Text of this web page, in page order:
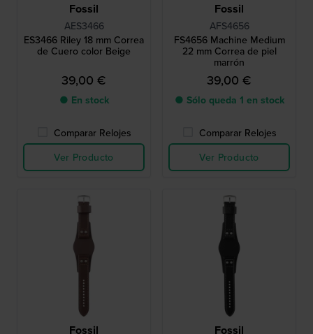
Fossil
AES3466
ES3466 Riley 18 mm Correa
de Cuero color Beige
39,00 €
● En stock
Comparar Relojes
Ver Producto
Fossil
AFS4656
FS4656 Machine Medium
22 mm Correa de piel
marrón
39,00 €
● Sólo queda 1 en stock
Comparar Relojes
Ver Producto
Fossil Fossil